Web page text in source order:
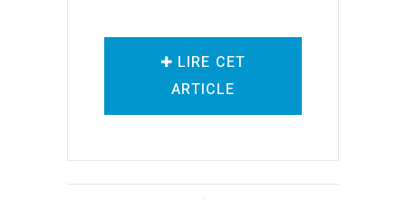
✚ LIRE CET
ARTICLE